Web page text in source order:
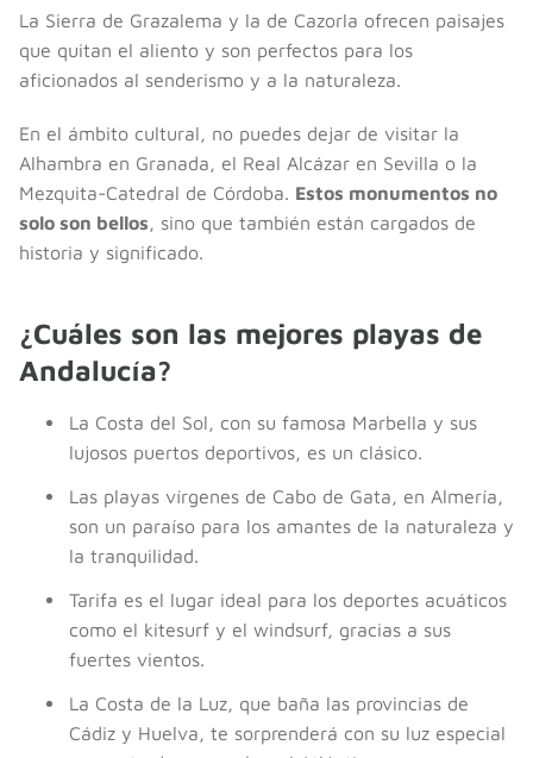
La Sierra de Grazalema y la de Cazorla ofrecen paisajes
que quitan el aliento y son perfectos para los
aficionados al senderismo y a la naturaleza.
En el ámbito cultural, no puedes dejar de visitar la
Alhambra en Granada, el Real Alcázar en Sevilla o la
Mezquita-Catedral de Córdoba. Estos monumentos no
solo son bellos, sino que también están cargados de
historia y significado.
¿Cuáles son las mejores playas de
Andalucía?
La Costa del Sol, con su famosa Marbella y sus
lujosos puertos deportivos, es un clásico.
Las playas vírgenes de Cabo de Gata, en Almería,
son un paraíso para los amantes de la naturaleza y
la tranquilidad.
Tarifa es el lugar ideal para los deportes acuáticos
como el kitesurf y el windsurf, gracias a sus
fuertes vientos.
La Costa de la Luz, que baña las provincias de
Cádiz y Huelva, te sorprenderá con su luz especial